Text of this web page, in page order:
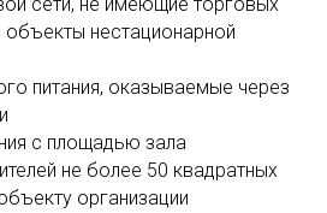
нестационарной
питания, оказываемые через
с площадью зала
не более 50 квадратных
организации